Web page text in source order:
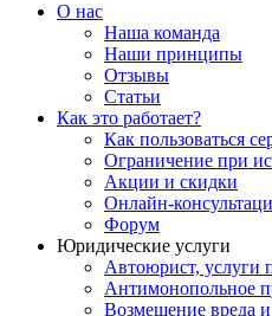
О нас
Наша команда
Наши принципы
Отзывы
Статьи
Как это работает?
Как пользоваться
Ограничение при
Акции и скидки
Онлайн-
Форум
Юридические услуги
Автоюрист, услуги
Антимонопольное
Возмещение вреда